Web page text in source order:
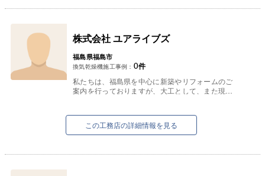
株式会社 ユアライブズ
福島県福島市
換気乾燥機施工事例： 0件
私たちは、福島県を中心に新築やリフォームのご
案内を行っておりますが、大工として、また現場
新築でマイホー...
この工務店の詳細情報を見る